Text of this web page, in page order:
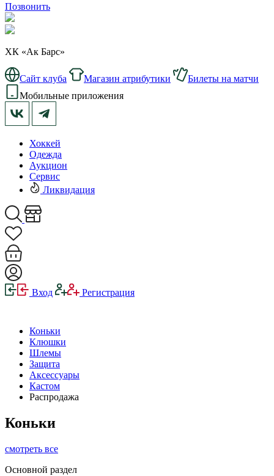
Позвонить
ХК «Ак Барс»
Сайт клуба Магазин атрибутики
Билеты на матчи
Мобильные приложения
Хоккей
Одежда
Аукцион
Сервис
Ликвидация
Вход Регистрация
Коньки
Клюшки
Шлемы
Защита
Аксессуары
Кастом
Распродажа
Коньки
смотреть все
Основной раздел